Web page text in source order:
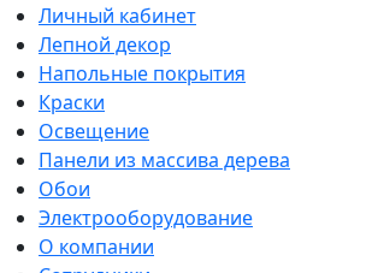
Личный кабинет
Лепной декор
Напольные покрытия
Краски
Освещение
Панели из массива дерева
Обои
Электрооборудование
О компании